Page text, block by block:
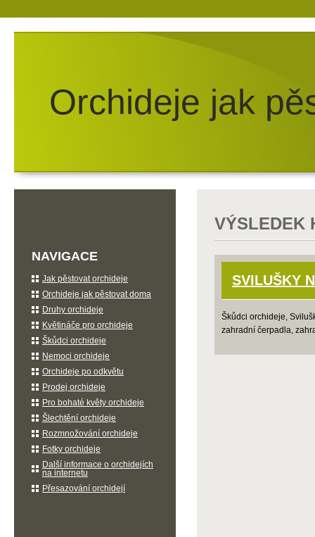
Orchideje jak
VÝSLEDEK
SVILUŠKY
Škůdci orchideje,
zahradní čerpadla,
NAVIGACE
Jak pěstovat orchideje
Orchideje jak pěstovat doma
Druhy orchideje
Květináče pro orchideje
Škůdci orchideje
Nemoci orchideje
Orchideje po odkvětu
Prodej orchideje
Pro bohaté květy orchideje
Šlechtění orchideje
Rozmnožování orchideje
Fotky orchideje
Další informace o orchidejích
na internetu
Přesazování orchidejí